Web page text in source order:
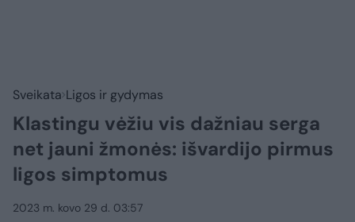
Sveikata Ligos ir gydymas
Klastingu vėžiu vis dažniau serga
net jauni žmonės: išvardijo pirmus
ligos simptomus
2023 m. kovo 29 d. 03:57